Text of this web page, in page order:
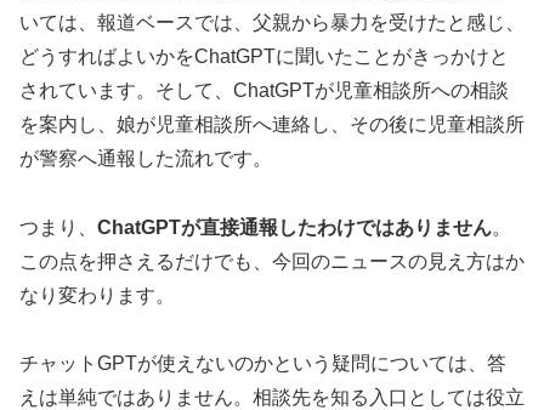
いては、報道ベースでは、父親から暴力を受けたと感じ、
どうすればよいかをChatGPTに聞いたことがきっかけと
されています。そして、ChatGPTが児童相談所への相談
を案内し、娘が児童相談所へ連絡し、その後に児童相談所
が警察へ通報した流れです。
つまり、 ChatGPTが直接通報したわけではありません。
この点を押さえるだけでも、今回のニュースの見え方はか
なり変わります。
チャットGPTが使えないのかという疑問については、答
えは単純ではありません。相談先を知る入口としては役立